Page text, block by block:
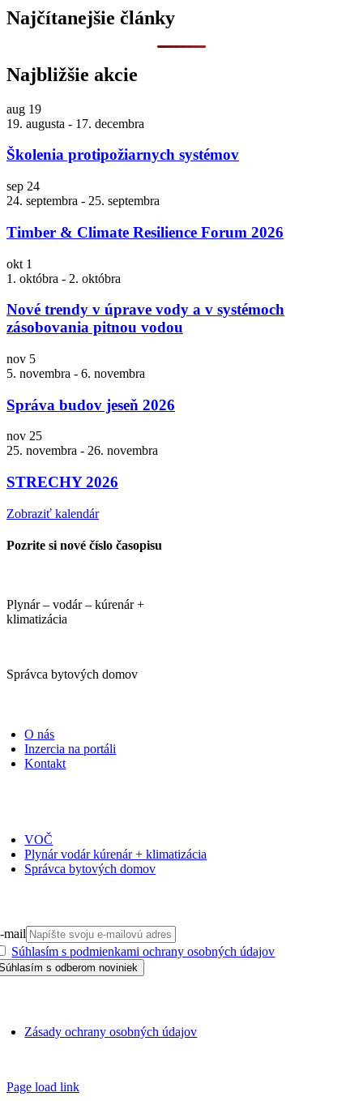
Najčítanejšie články
Najbližšie akcie
aug 19
19. augusta - 17. decembra
Školenia protipožiarnych systémov
sep 24
24. septembra - 25. septembra
Timber & Climate Resilience Forum 2026
okt 1
1. októbra - 2. októbra
Nové trendy v úprave vody a v systémoch
zásobovania pitnou vodou
nov 5
5. novembra - 6. novembra
Správa budov jeseň 2026
nov 25
25. novembra - 26. novembra
STRECHY 2026
Zobraziť kalendár
Pozrite si nové číslo časopisu
Plynár – vodár – kúrenár +
klimatizácia
Správca bytových domov
O nás
Inzercia na portáli
Kontakt
VOČ
Plynár vodár kúrenár + klimatizácia
Správca bytových domov
mail
Súhlasím s podmienkami ochrany osobných údajov
Zásady ochrany osobných údajov
Page load link